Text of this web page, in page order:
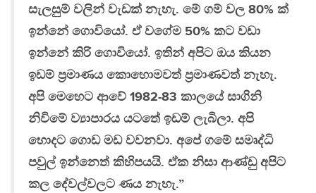
සැලසුම් වලින් වැඩක් නැහැ. මේ ගම් වල 80% ක්
ඉන්නේ ගොවියෝ. ඒ වගේම 50% කට වඩා
ඉන්නේ කිරි ගොවියෝ. ඉතින් අපිට ඔය කියන
ඉඩම් ප්‍රමාණය කොහොමවත් ප්‍රමාණවත් නැහැ.
අපි මෙහෙට ආවේ 1982-83 කාලයේ සාගිනි
නිවිමේ ව්‍යාපාරය යටතේ ඉඩම් ලැබිලා. අපි
හොදට ගොඩ මඩ වවනවා. අපේ ගමේ සමෘද්ධි
පවුල් ඉන්නෙත් කිහිපයයි. ඒක නිසා ආණ්ඩු අපිට
කල දේවල්වලට ණය නැහැ.”